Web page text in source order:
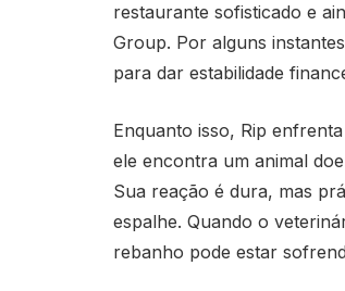
restaurante sofisticado e
Group. Por alguns
para dar estabilidade
Enquanto isso, Rip
ele encontra um animal
Sua reação é dura, mas
espalhe. Quando o
rebanho pode estar